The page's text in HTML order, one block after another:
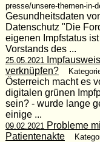
presse/unsere-themen-in-
Gesundheitsdaten
Datenschutz "Die
eigenen Impfstatus
Vorstands des ...
25.05.2021
verknüpfen?
Österreich macht es
digitalen grünen
sein? - wurde lange
einige ...
09.02.2021 Probleme
Patientenakte